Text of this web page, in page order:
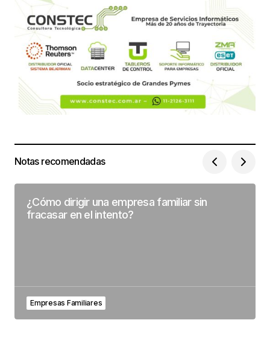
Notas recomendadas
¿Cómo dirigir una empresa familiar sin
fracasar en el intento?
Empresas Familiares